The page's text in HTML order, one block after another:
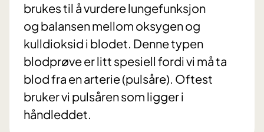
brukes til å vurdere lungefunksjon
og balansen mellom oksygen og
kulldioksid i blodet. Denne typen
blodprøve er litt spesiell fordi vi må ta
blod fra en arterie (pulsåre). Oftest
bruker vi pulsåren som ligger i
håndleddet.